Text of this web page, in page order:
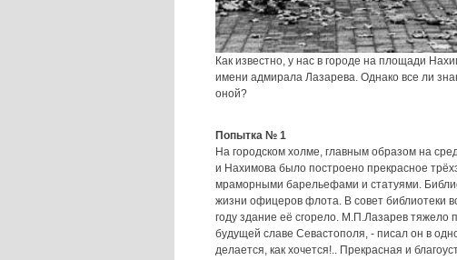
Как известно, у нас в городе на площади
имени адмирала Лазарева. Однако все ли
оной?
Попытка № 1
На городском холме, главным образом на
и Нахимова было построено прекрасное
мраморными барельефами и статуями.
жизни офицеров флота. В совет библиотеки
году здание её сгорело. М.П.Лазарев тяжело
будущей славе Севастополя, - писал он в
делается, как хочется!.. Прекрасная и